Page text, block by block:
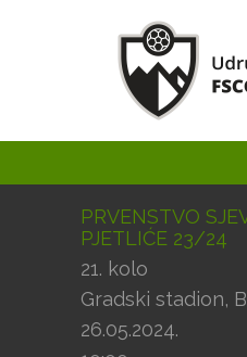
PRVENSTVO
PJETLIĆE 23/24
21. kolo
Gradski stadion,
26.05.2024.